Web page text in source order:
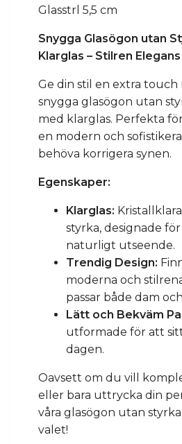
Glasstrl 5,5 cm
Snygga Glasögon utan
Klarglas – Stilren Elegans
Ge din stil en extra touch
snygga glasögon utan
med klarglas. Perfekta
en modern och
behöva korrigera synen.
Egenskaper:
Klarglas:
styrka, designade
naturligt utseende.
Trendig Design:
moderna och
passar både dam
Lätt och Bekväm
utformade för att
dagen.
Oavsett om du vill
eller bara uttrycka din
våra glasögon utan
valet!